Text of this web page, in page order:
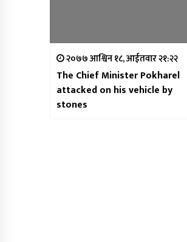
२०७७ आश्विन १८, आईतवार २१:२२
The Chief Minister Pokharel
attacked on his vehicle by
stones